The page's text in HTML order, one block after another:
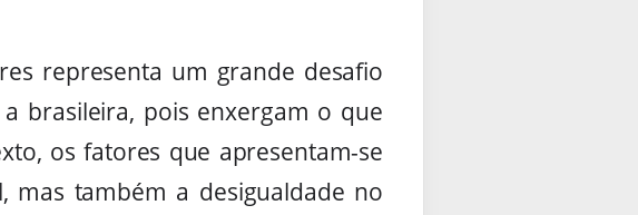
representa um grande desafio
brasileira, pois enxergam o que
os fatores que apresentam-se
mas também a desigualdade no